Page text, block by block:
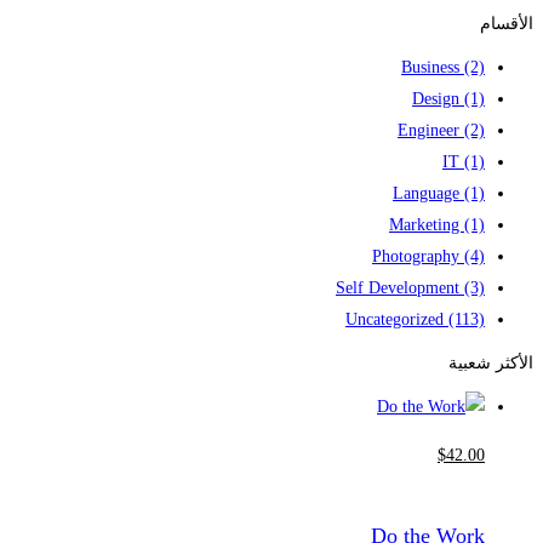
for:
الأقسام
Business (2)
Design (1)
Engineer (2)
IT (1)
Language (1)
Marketing (1)
Photography (4)
Self Development (3)
Uncategorized (113)
الأكثر شعبية
$42.00
Do the Work